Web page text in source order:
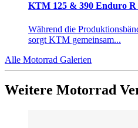
KTM 125 & 390 Enduro R
Während die
sorgt KTM gemeinsam...
Alle Motorrad Galerien
Weitere Motorrad